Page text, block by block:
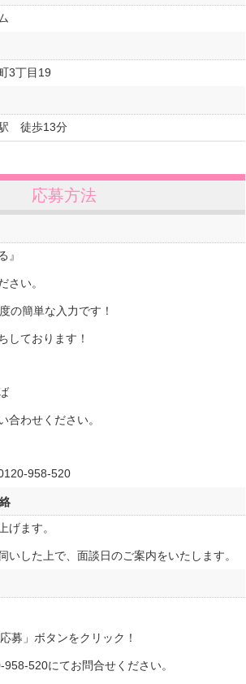
3丁目19
徒歩13分
応募方法
』
さい。
の簡単な入力です！
しております！
合わせください。
958-520
げます。
いした上で、面談日のご案内をいたします。
募」ボタンをクリック！
520にてお問合せください。